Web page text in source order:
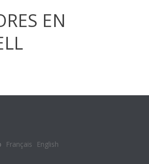
EN
Français English